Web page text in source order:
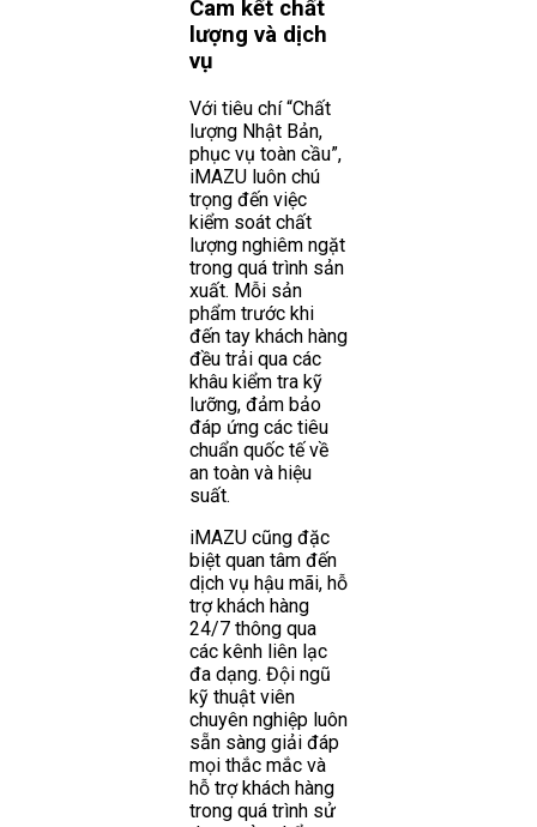
Cam kết chất
lượng và dịch
vụ
Với tiêu chí “Chất
lượng Nhật Bản,
phục vụ toàn cầu”,
iMAZU luôn chú
trọng đến việc
kiểm soát chất
lượng nghiêm ngặt
trong quá trình sản
xuất. Mỗi sản
phẩm trước khi
đến tay khách hàng
đều trải qua các
khâu kiểm tra kỹ
lưỡng, đảm bảo
đáp ứng các tiêu
chuẩn quốc tế về
an toàn và hiệu
suất.
iMAZU cũng đặc
biệt quan tâm đến
dịch vụ hậu mãi, hỗ
trợ khách hàng
24/7 thông qua
các kênh liên lạc
đa dạng. Đội ngũ
kỹ thuật viên
chuyên nghiệp luôn
sẵn sàng giải đáp
mọi thắc mắc và
hỗ trợ khách hàng
trong quá trình sử